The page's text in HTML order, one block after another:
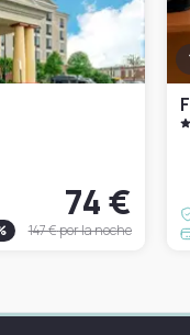
74 €
147 €por la noche